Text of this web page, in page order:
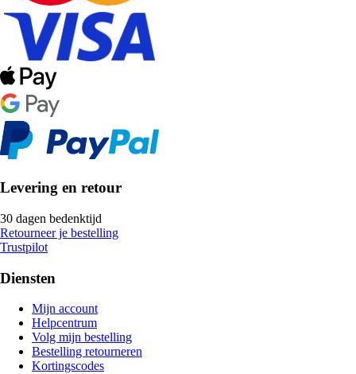
Levering en retour
30 dagen bedenktijd
Retourneer je bestelling
Trustpilot
Diensten
Mijn account
Helpcentrum
Volg mijn bestelling
Bestelling retourneren
Kortingscodes